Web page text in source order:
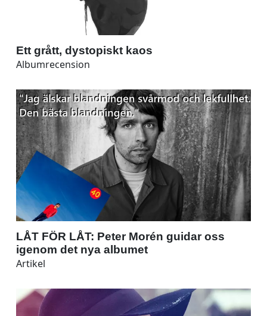
Ett grått, dystopiskt kaos
Albumrecension
LÅT FÖR LÅT: Peter Morén guidar oss
igenom det nya albumet
Artikel